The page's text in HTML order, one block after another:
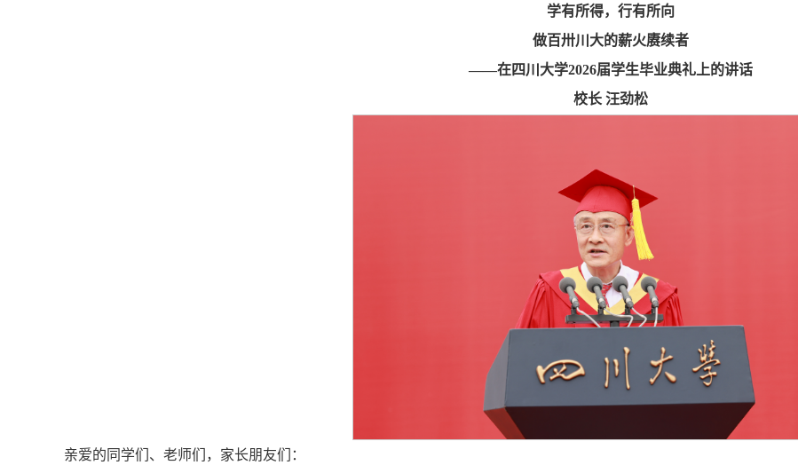
学有所得，行有所向
做百卅川大的薪火赓续者
——在四川大学2026届学生毕业典礼上的讲话
校长 汪劲松
亲爱的同学们、老师们，家长朋友们：